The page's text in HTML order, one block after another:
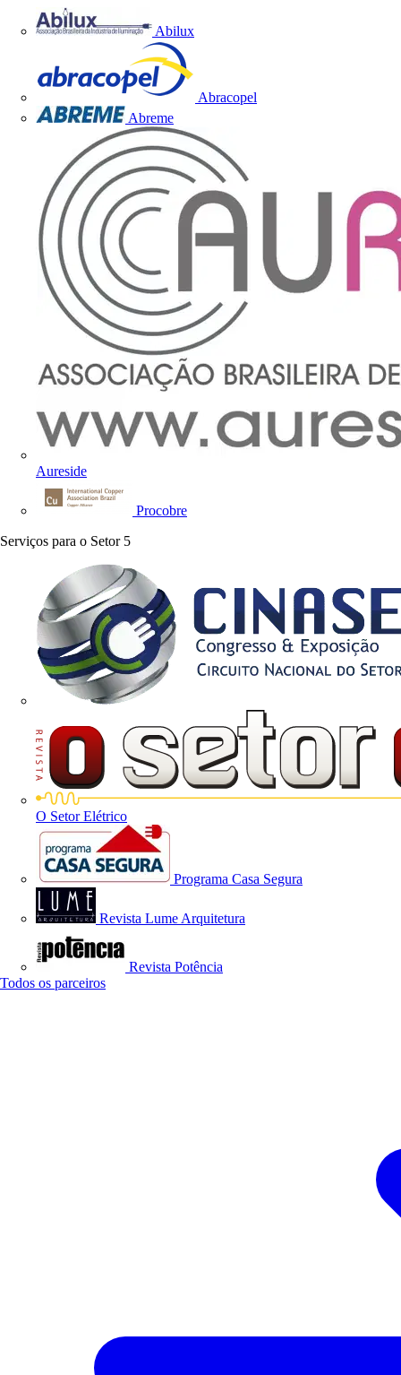
Abilux
Abracopel
Abreme
Aureside
Procobre
Serviços para o Setor 5
O Setor Elétrico
Programa Casa Segura
Revista Lume Arquitetura
Revista Potência
Todos os parceiros